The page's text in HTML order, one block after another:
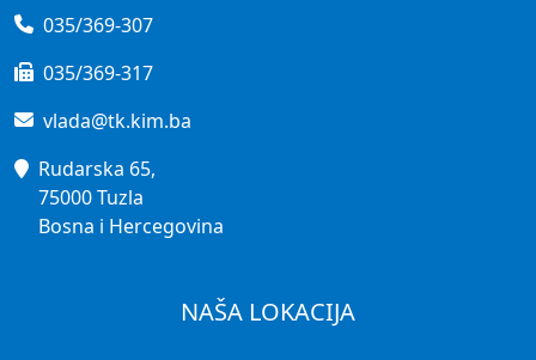
035/369-307
035/369-317
vlada@tk.kim.ba
Rudarska 65,
75000 Tuzla
Bosna i Hercegovina
NAŠA LOKACIJA